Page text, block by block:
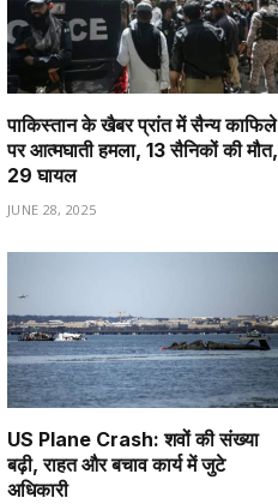
पाकिस्तान के खैबर प्रांत में सैन्य काफिले
पर आत्मघाती हमला, 13 सैनिकों की मौत,
29 घायल
JUNE 28, 2025
US Plane Crash: शवों की संख्या
बढ़ी, राहत और बचाव कार्य में जुटे
अधिकारी